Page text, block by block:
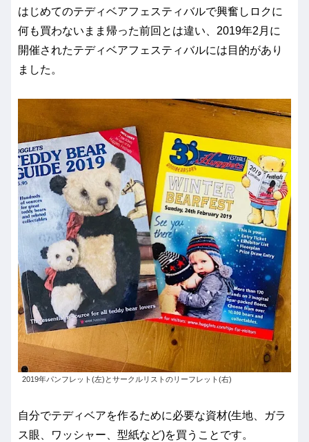
はじめてのテディベアフェスティバルで興奮しロクに
何も買わないまま帰った前回とは違い、2019年2月に
開催されたテディベアフェスティバルには目的があり
ました。
2019年パンフレット(左)とサークルリストのリーフレット(右)
自分でテディベアを作るために必要な資材(生地、ガラ
ス眼、ワッシャー、型紙など)を買うことです。